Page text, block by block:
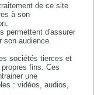
de ce site
à son
permettent d'assurer
son audience.
sociétés tierces et
fins. Ces
une
: vidéos, audios,
Ils veillent au
bonnes
les
aux
et de
dans la